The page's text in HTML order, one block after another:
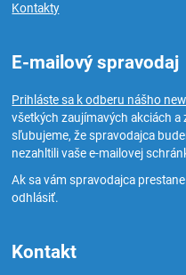
Kontakty
E-mailový spravodaj
Prihláste sa k odberu nášho
všetkých zaujímavých akciách
sľubujeme, že spravodajca
nezahltili vaše e-mailovej
Ak sa vám spravodajca
odhlásiť.
Kontakt